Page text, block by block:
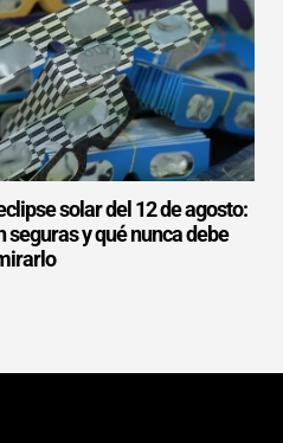
solar del 12 de agosto:
seguras y qué nunca debe